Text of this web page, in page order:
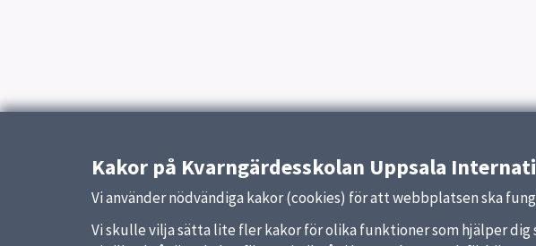
Kakor på Kvarngärdesskolan Uppsala
Vi använder nödvändiga kakor (cookies) för att webbplatsen ska
Vi skulle vilja sätta lite fler kakor för olika funktioner som hjälper dig